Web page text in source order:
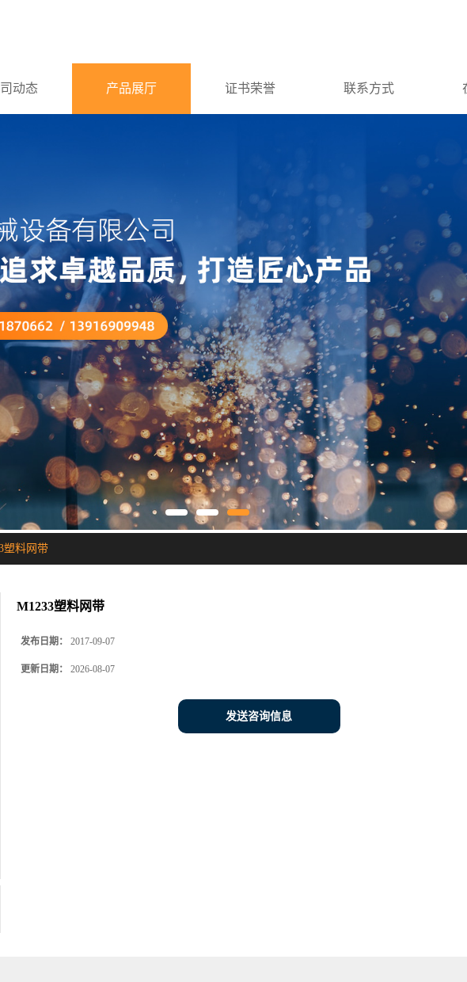
动态 产品展厅 证书荣誉 联系方式
塑料网带
M1233塑料网带
发布日期： 2017-09-07
更新日期： 2026-08-07
发送咨询信息